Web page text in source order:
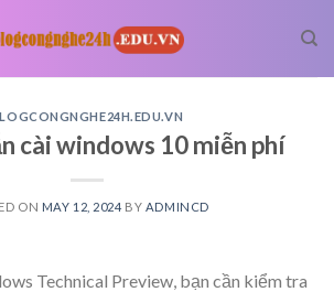
cài windows 10 miễn phí
ON MAY 12, 2024 BY ADMINCD
Technical Preview, bạn cần kiểm tra